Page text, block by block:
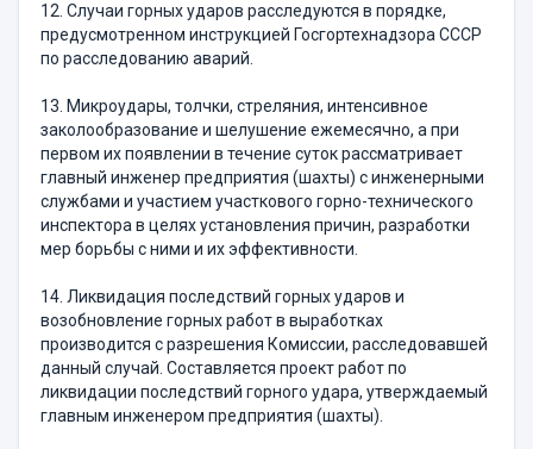
12. Случаи горных ударов расследуются в порядке,
предусмотренном инструкцией Госгортехнадзора СССР
по расследованию аварий.
13. Микроудары, толчки, стреляния, интенсивное
заколообразование и шелушение ежемесячно, а при
первом их появлении в течение суток рассматривает
главный инженер предприятия (шахты) с инженерными
службами и участием участкового горно-технического
инспектора в целях установления причин, разработки
мер борьбы с ними и их эффективности.
14. Ликвидация последствий горных ударов и
возобновление горных работ в выработках
производится с разрешения Комиссии, расследовавшей
данный случай. Составляется проект работ по
ликвидации последствий горного удара, утверждаемый
главным инженером предприятия (шахты).